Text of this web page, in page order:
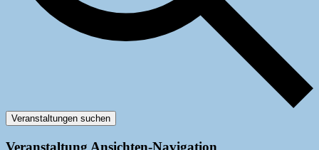
Veranstaltungen suchen
Veranstaltung Ansichten-Navigation